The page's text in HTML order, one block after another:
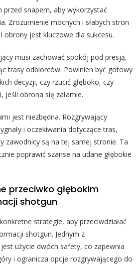
snapem, aby wykorzystać
Zrozumienie mocnych i słabych stron
obrony jest kluczowe dla sukcesu.
musi zachować spokój pod presją,
trasy odbiorców. Powinien być gotowy
decyzji, czy rzucić głęboko, czy
jeśli obrona się załamie.
jest niezbędna. Rozgrywający
i oczekiwania dotyczące tras,
zawodnicy są na tej samej stronie. Ta
poprawić szanse na udane głębokie
przeciwko głębokim
shotgun
strategie, aby przeciwdziałać
shotgun. Jednym z
użycie dwóch safety, co zapewnia
i ogranicza opcje rozgrywającego do